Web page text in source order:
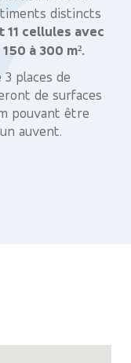
distincts
11 cellules avec
à 300 m².
3 places de
de surfaces
pouvant être
auvent.